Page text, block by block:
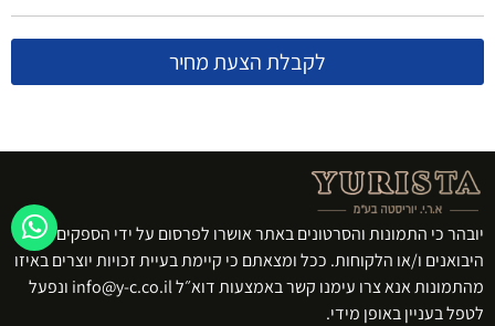
לקבלת הצעת מחיר
יובהר כי התמונות והסרטונים באתר אושרו לפרסום על ידי הספקים ו/או
היבואנים ו/או הלקוחות. ככל ומצאתם כי קיימת בעיית זכויות יוצרים באיזו
מהתמונות אנא צרו עימנו קשר באמצעות דוא״ל info@y-c.co.il ונפעל
לטפל בעניין באופן מידי.